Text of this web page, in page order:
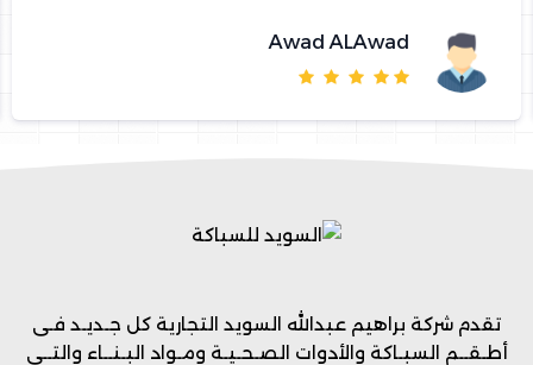
Awad ALAwad
تقدم شركة براهيم عبدالله السويد التجارية كل جـديـد فـى
أطـقــم السبـاكة والأدوات الصـحـيـة ومـواد البـنــاء والتــي